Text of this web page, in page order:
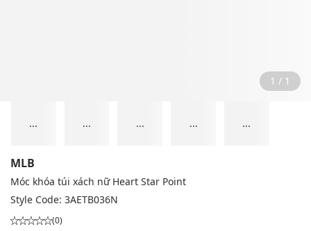
1 / 1
... ... ... ... ...
MLB
Móc khóa túi xách nữ Heart Star Point
Style Code: 3AETB036N
(0)